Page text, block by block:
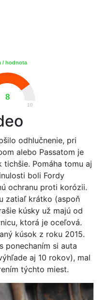
/ hodnota
8
10
odhlučnenie, pri
alebo Passatom je
Pomáha tomu aj
boli Fordy
ochranu proti korózii.
zatiaľ krátko (aspoň
kúsky už majú od
ktorá je oceľová.
kúsok z roku 2015.
ponechaním si auta
aj 10 rokov), mal
týchto miest.